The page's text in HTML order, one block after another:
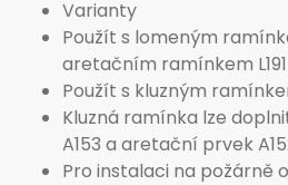
Varianty
Použít s lomeným
aretačním ramínkem L191
Použít s kluzným
Kluzná ramínka lze
A153 a aretační prvek
Pro instalaci na požárně